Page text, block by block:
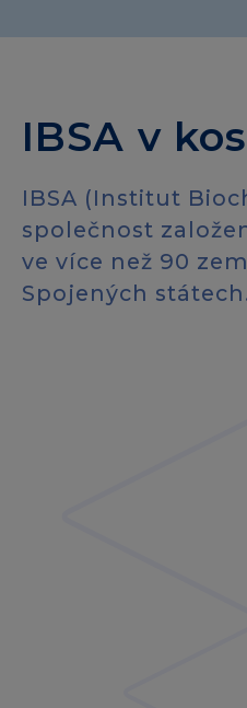
IBSA v
IBSA (Institut
společnost
ve více než 90
Spojených